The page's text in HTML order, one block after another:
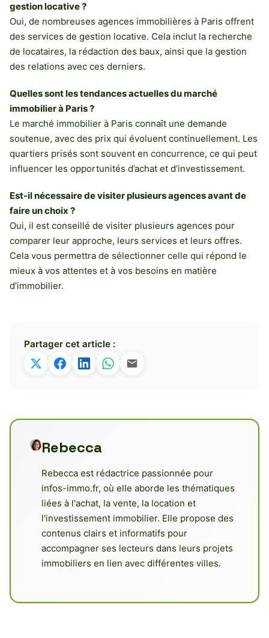
gestion locative ?
Oui, de nombreuses agences immobilières à Paris offrent
des services de gestion locative. Cela inclut la recherche
de locataires, la rédaction des baux, ainsi que la gestion
des relations avec ces derniers.
Quelles sont les tendances actuelles du marché
immobilier à Paris ?
Le marché immobilier à Paris connaît une demande
soutenue, avec des prix qui évoluent continuellement. Les
quartiers prisés sont souvent en concurrence, ce qui peut
influencer les opportunités d’achat et d’investissement.
Est-il nécessaire de visiter plusieurs agences avant de
faire un choix ?
Oui, il est conseillé de visiter plusieurs agences pour
comparer leur approche, leurs services et leurs offres.
Cela vous permettra de sélectionner celle qui répond le
mieux à vos attentes et à vos besoins en matière
d’immobilier.
Partager cet article :
Rebecca
Rebecca est rédactrice passionnée pour
infos-immo.fr, où elle aborde les thématiques
liées à l'achat, la vente, la location et
l'investissement immobilier. Elle propose des
contenus clairs et informatifs pour
accompagner ses lecteurs dans leurs projets
immobiliers en lien avec différentes villes.